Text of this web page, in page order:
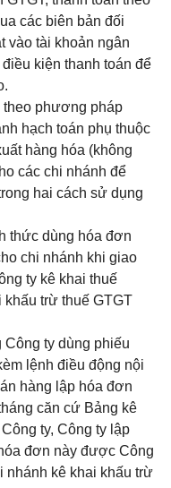
các biên bản đối
vào tài khoản ngân
kiện thanh toán để
theo phương pháp
hạch toán phụ thuộc
hàng hóa (không
các chi nhánh để
hai cách sử dụng
thức dùng hóa đơn
chi nhánh khi giao
ty kê khai thuế
khấu trừ thuế GTGT
ty dùng phiếu
lệnh điều động nội
hàng lập hóa đơn
căn cứ Bảng kê
ty, Công ty lập
đơn này được Công
nhánh kê khai khấu trừ